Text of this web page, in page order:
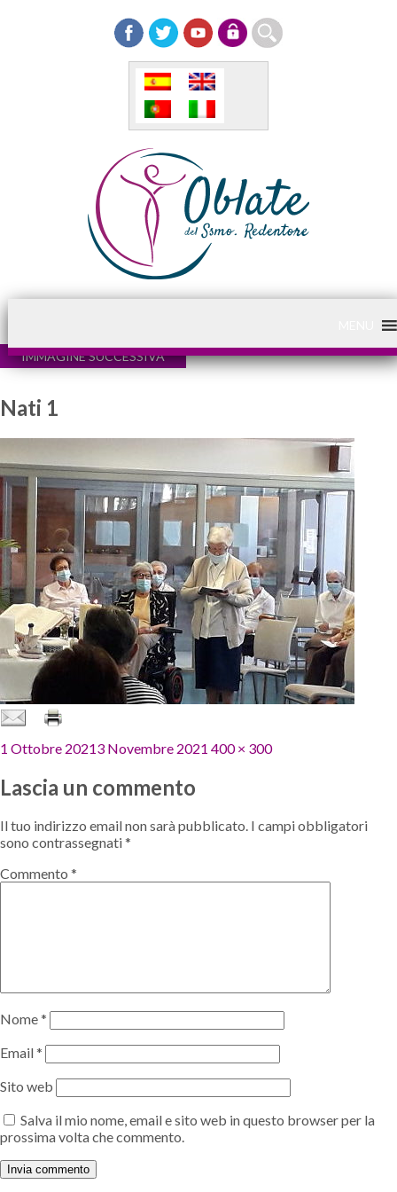
IMMAGINE SUCCESSIVA
Nati 1
Pubblicato
1 Ottobre 20213 Novembre 2021 Dimensione
400 × 300
Lascia un commento
Il tuo indirizzo email non sarà pubblicato. I campi obbligatori
sono contrassegnati*
Commento *
Nome*
Email*
Sito web
Salva il mio nome, email e sito web in questo browser per la
prossima volta che commento.